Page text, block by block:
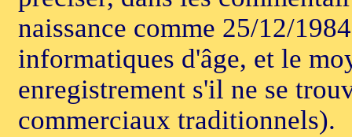
naissance comme 25/12/
informatiques d'âge, et le
enregistrement s'il ne se
commerciaux traditionnels).